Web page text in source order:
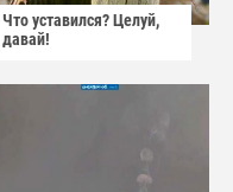
Что уставился? Целуй,
давай!